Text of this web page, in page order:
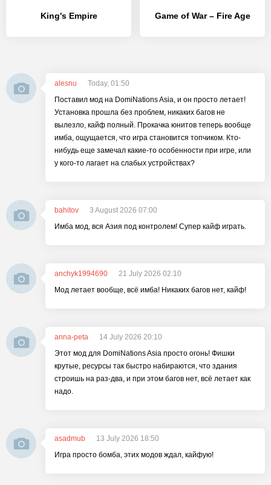
King's Empire Game of War – Fire Age
alesnu
Today, 01:50
Поставил мод на DomiNations Asia, и он просто летает!
Установка прошла без проблем, никаких багов не
вылезло, кайф полный. Прокачка юнитов теперь вообще
имба, ощущается, что игра становится топчиком. Кто-
нибудь еще замечал какие-то особенности при игре, или
у кого-то лагает на слабых устройствах?
bahitov
3 August 2026 07:00
Имба мод, вся Азия под контролем! Супер кайф играть.
anchyk1994690
21 July 2026 02:10
Мод летает вообще, всё имба! Никаких багов нет, кайф!
anna-peta
14 July 2026 20:10
Этот мод для DomiNations Asia просто огонь! Фишки
крутые, ресурсы так быстро набираются, что здания
строишь на раз-два, и при этом багов нет, всё летает как
надо.
asadmub
13 July 2026 18:50
Игра просто бомба, этих модов ждал, кайфую!